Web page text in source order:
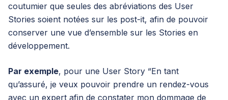
coutumier que seules des abréviations des User
Stories soient notées sur les post-it, afin de pouvoir
conserver une vue d’ensemble sur les Stories en
développement.
Par exemple, pour une User Story “En tant
qu’assuré, je veux pouvoir prendre un rendez-vous
avec un expert afin de constater mon dommage de